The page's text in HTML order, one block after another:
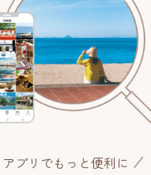
アプリでもっと便利に